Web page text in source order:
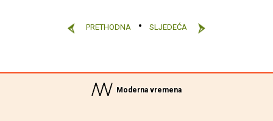
PRETHODNA SLJEDEĆA
Moderna vremena